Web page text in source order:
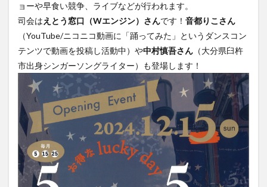
ョーや早食い競争、ライブなどが行われます。
司会はえとう窓口（Wエンジン）さんです！ 音都りこさん
（YouTube/ニコニコ動画に「踊ってみた」というダンスコン
テンツで動画を投稿し活動中）や中村慎吾さん （大分県臼杵
市出身シンガーソングライター）も登場します！
新店
日出 日出町 日田市
明豊
期間限定 本
杵築市
津久見市
海開き 温泉 湧水
湯布院
滝
漢方 炭火焼き 焼き菓子
玖珠郡
由布市 由布院 甲子園
石仏
磨崖仏
祝祭の広場 神社
秋
移転
竹田 竹田市 竹田市ディナー
紅葉
絵本
自動販売機 自転車 臼杵市
舞台
芋
花火 茶碗蒸し
虹
衆議院選挙
観光
観光スポット